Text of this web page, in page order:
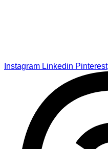
Instagram Linkedin Pinterest